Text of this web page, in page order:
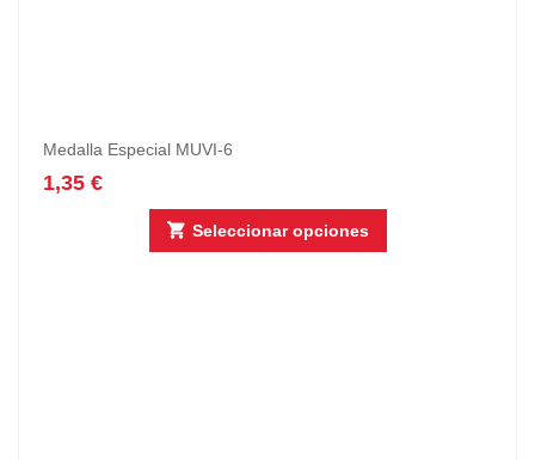
Medalla Especial MUVI-6
1,35 €
Seleccionar opciones